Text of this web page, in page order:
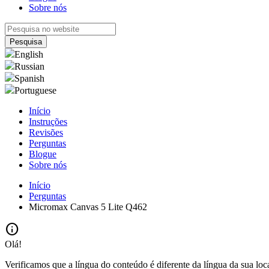
Sobre nós
English
Russian
Spanish
Portuguese
Início
Instruções
Revisões
Perguntas
Blogue
Sobre nós
Início
Perguntas
Micromax Canvas 5 Lite Q462
info
Olá!
Verificamos que a língua do conteúdo é diferente da língua da sua